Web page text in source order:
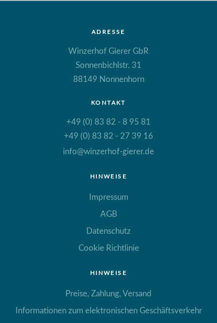
ADRESSE
Winzerhof Gierer GbR
Sonnenbichlstr. 31
88149 Nonnenhorn
KONTAKT
+49 (0) 83 82 - 8 95 81
+49 (0) 83 82 - 27 39 16
info@winzerhof-gierer.de
HINWEISE
Impressum
AGB
Datenschutz
Cookie Richtlinie
HINWEISE
Preise, Zahlung, Versand
Informationen zum elektronischen Geschäftsverkehr